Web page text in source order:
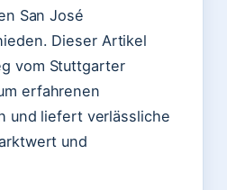
San José
Dieser Artikel
vom Stuttgarter
erfahrenen
und liefert verlässliche
und